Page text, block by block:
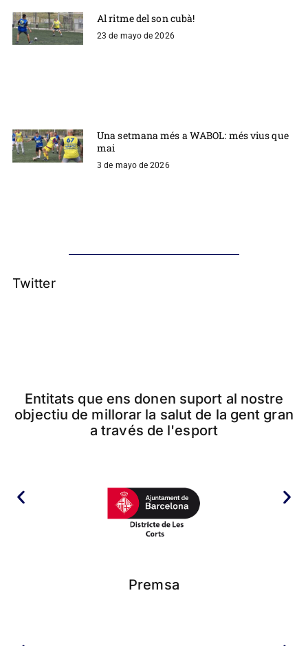
Al ritme del son cubà!
23 de mayo de 2026
Una setmana més a WABOL: més vius que
mai
3 de mayo de 2026
Twitter
Entitats que ens donen suport al nostre
objectiu de millorar la salut de la gent gran
a través de l'esport
Premsa